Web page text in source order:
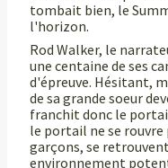
tombait bien, le
l'horizon.
Rod Walker, le
une centaine de ses
d'épreuve. Hésitant,
de sa grande soeur
franchit donc le
le portail ne se
garçons, se
environnement